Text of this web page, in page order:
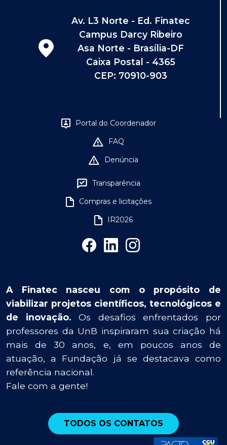
Av. L3 Norte - Ed. Finatec
Campus Darcy Ribeiro
Asa Norte - Brasília-DF
Caixa Postal - 4365
CEP: 70910-903
Portal do Coordenador
FAQ
Denúncia
Transparência
Compras e licitações
IR2026
A Finatec nasceu com o propósito de
viabilizar projetos científicos, tecnológicos e
de inovação. Os desafios enfrentados por
professores da UnB inspiraram sua criação há
mais de 30 anos, e, em poucos anos de
atuação, a Fundação já se destacava como
referência nacional.
Fale com a gente!
TODOS OS CONTATOS